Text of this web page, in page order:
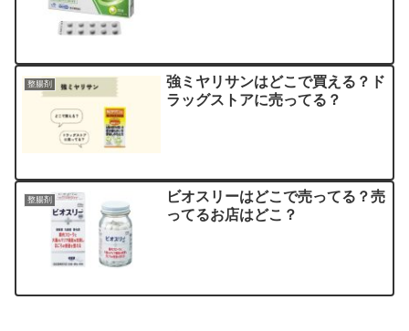
整腸剤
強ミヤリサンはどこで買える？ド
ラッグストアに売ってる？
整腸剤
ビオスリーはどこで売ってる？売
ってるお店はどこ？